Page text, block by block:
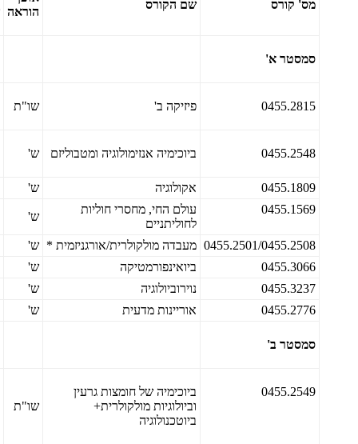
מס' קורס שם הקורס
הוראה
סמסטר א'
0455.2815 פיזיקה ב' שו"ת
0455.2548 ביוכימיה אנזימולוגיה ומטבוליזם ש'
0455.1809 אקולוגיה
ש'
0455.1569
עולם החי, מחסרי חוליות
לחוליתניים
ש'
0455.2501/0455.2508 מעבדה מולקולרית/אורגניזמית * ש'
0455.3066
ביואינפורמטיקה
ש'
0455.3237
נוירוביולוגיה
ש'
0455.2776
אוריינות מדעית ש'
סמסטר ב'
0455.2549
ביוכימיה של חומצות גרעין
וביולוגיות מולקולרית+
ביוטכנולוגיה
שו"ת